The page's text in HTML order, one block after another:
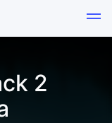
2